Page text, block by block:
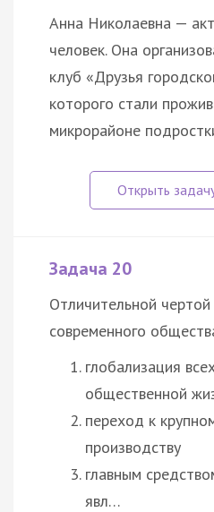
Анна Николаевна —
человек. Она
клуб «Друзья
которого стали
микрорайоне
Задача 20
Отличительной чертой
современного
глобализация
общественной
переход к
производству
главным
явл…